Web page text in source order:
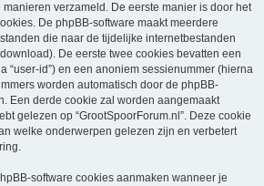
verzameld. De eerste manier is door het
De phpBB-software maakt meerdere
die naar de tijdelijke internetbestanden
De eerste twee cookies bevatten een
“user-id”) en een anoniem sessienummer (hierna
worden automatisch door de phpBB-
Een derde cookie zal worden aangemaakt
gelezen op “GrootSpoorForum.nl”. Deze cookie
welke onderwerpen gelezen zijn en verbetert
software cookies aanmaken wanneer je